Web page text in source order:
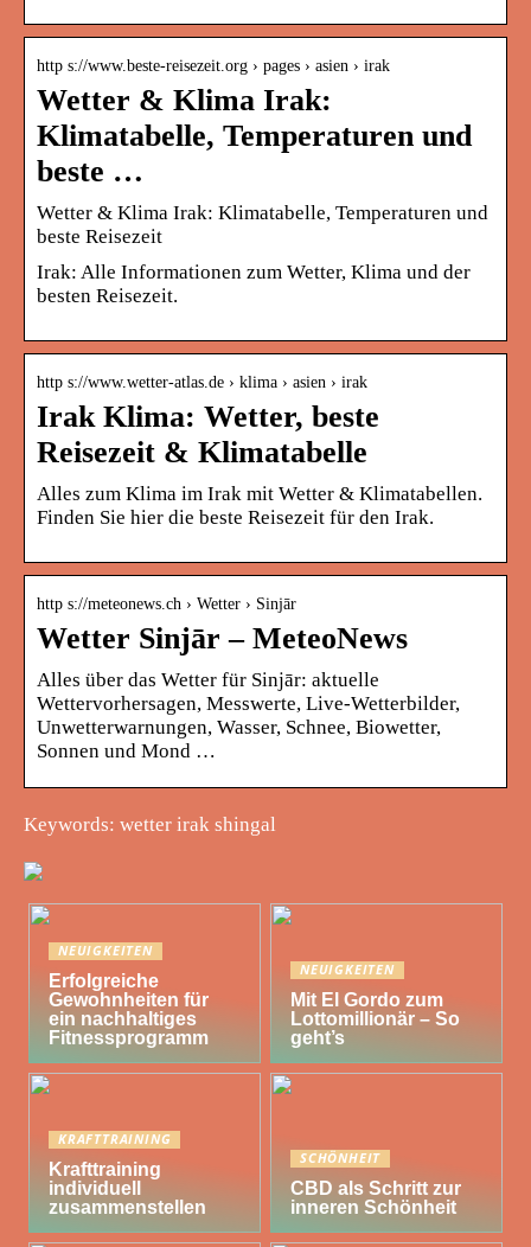
http s://www.beste-reisezeit.org › pages › asien › irak
Wetter & Klima Irak:
Klimatabelle, Temperaturen und
beste …
Wetter & Klima Irak: Klimatabelle, Temperaturen und
beste Reisezeit
Irak: Alle Informationen zum Wetter, Klima und der
besten Reisezeit.
http s://www.wetter-atlas.de › klima › asien › irak
Irak Klima: Wetter, beste
Reisezeit & Klimatabelle
Alles zum Klima im Irak mit Wetter & Klimatabellen.
Finden Sie hier die beste Reisezeit für den Irak.
http s://meteonews.ch › Wetter › Sinjār
Wetter Sinjār – MeteoNews
Alles über das Wetter für Sinjār: aktuelle
Wettervorhersagen, Messwerte, Live-Wetterbilder,
Unwetterwarnungen, Wasser, Schnee, Biowetter,
Sonnen und Mond …
Keywords: wetter irak shingal
NEUIGKEITEN
Erfolgreiche
Gewohnheiten für
ein nachhaltiges
Fitnessprogramm
NEUIGKEITEN
Mit El Gordo zum
Lottomillionär – So
geht’s
KRAFTTRAINING
Krafttraining
individuell
zusammenstellen
SCHÖNHEIT
CBD als Schritt zur
inneren Schönheit